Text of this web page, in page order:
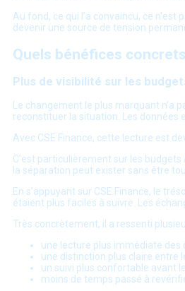
Au fond, ce qui l’a convaincu, ce
devenir une source de tension
Quels bénéfices
Plus de visibilité sur les
Le changement le plus marquant n’a
reconstituer la situation. Les données
Avec CSE Finance, cette lecture est
C’est particulièrement sur les
la séparation peut exister sans être
En s’appuyant sur CSE Finance, le
étaient plus faciles à suivre. Les
Très concrètement, il a ressenti
une lecture plus immédiate des
une distinction plus claire entre
un suivi plus confortable avant
moins de temps passé à